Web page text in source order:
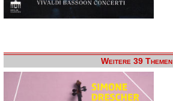
Weitere 39 Themen